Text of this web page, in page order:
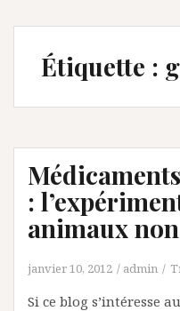
Étiquette :
:
animaux
janvier 10, 2012 admin
Si ce blog s’intéresse